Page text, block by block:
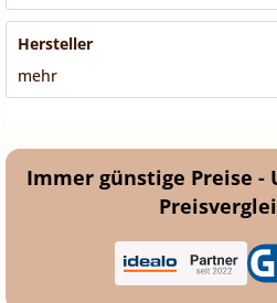
Hersteller
mehr
Immer günstige Preise